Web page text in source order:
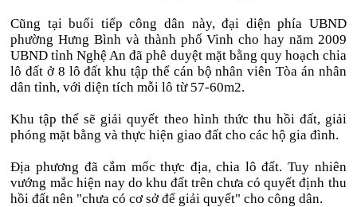
Cũng tại buổi tiếp công dân này, đại diện phía UBND
phường Hưng Bình và thành phố Vinh cho hay năm 2009
UBND tỉnh Nghệ An đã phê duyệt mặt bằng quy hoạch chia
lô đất ở 8 lô đất khu tập thể cán bộ nhân viên Tòa án nhân
dân tỉnh, với diện tích mỗi lô từ 57-60m2.
Khu tập thể sẽ giải quyết theo hình thức thu hồi đất, giải
phóng mặt bằng và thực hiện giao đất cho các hộ gia đình.
Địa phương đã cắm mốc thực địa, chia lô đất. Tuy nhiên
vướng mắc hiện nay do khu đất trên chưa có quyết định thu
hồi đất nên "chưa có cơ sở để giải quyết" cho công dân.